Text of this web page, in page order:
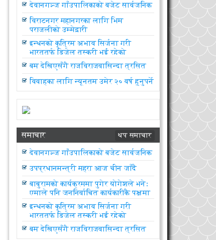
देवानगञ्ज गाँउपालिकाको बजेट सार्वजनिक
विराटनगर महानगरका लागि भिम
पराजुलीको उम्मेद्वारी
इन्धनको कृत्रिम अभाव सिर्जना गरी
भारततर्फ डिजेल तस्करी भई रहेको
न्यौपानेको आरोप
बम देखिएसँगै राजविराजवासिन्दा त्रसित
विवाहका लागि न्यूनतम उमेर २० वर्ष हुनुपर्ने
समाचार थप समाचार
देवानगञ्ज गाँउपालिकाको बजेट सार्वजनिक
उपप्रधानमन्त्री महरा आज चीन जाँदै
बाबुरामको कार्यक्रममा पुगेर योगेशले भनेः
एमाले पनि जननिर्वाचित कार्यकारीकै पक्षमा
इन्धनको कृत्रिम अभाव सिर्जना गरी
भारततर्फ डिजेल तस्करी भई रहेको
न्यौपानेको आरोप
बम देखिएसँगै राजविराजवासिन्दा त्रसित